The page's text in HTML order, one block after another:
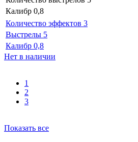
Калибр 0,8
Количество эффектов 3
Выстрелы 5
Калибр 0,8
Нет в наличии
1
2
3
Показать все